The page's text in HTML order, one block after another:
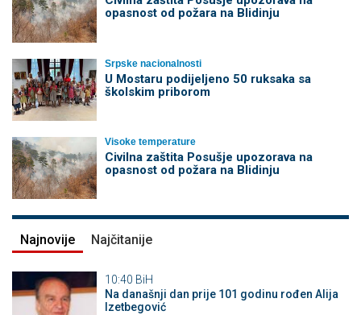
opasnost od požara na Blidinju
Srpske nacionalnosti
U Mostaru podijeljeno 50 ruksaka sa
školskim priborom
Visoke temperature
Civilna zaštita Posušje upozorava na
opasnost od požara na Blidinju
Najnovije Najčitanije
10:40 BiH
Na današnji dan prije 101 godinu rođen Alija
Izetbegović